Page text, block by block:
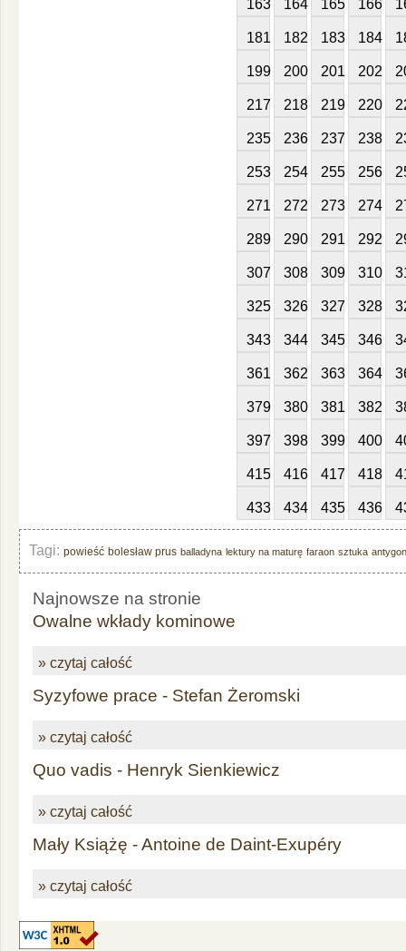
163 164 165 166
181 182 183 184
199 200 201 202
217 218 219 220
235 236 237 238
253 254 255 256
271 272 273 274
289 290 291 292
307 308 309 310
325 326 327 328
343 344 345 346
361 362 363 364
379 380 381 382
397 398 399 400
415 416 417 418
433 434 435 436
Tagi: powieść bolesław prus balladyna lektury na maturę faraon sztuka
Najnowsze na stronie
Owalne wkłady kominowe
» czytaj całość
Syzyfowe prace - Stefan Żeromski
» czytaj całość
Quo vadis - Henryk Sienkiewicz
» czytaj całość
Mały Książę - Antoine de Daint-Exupéry
» czytaj całość